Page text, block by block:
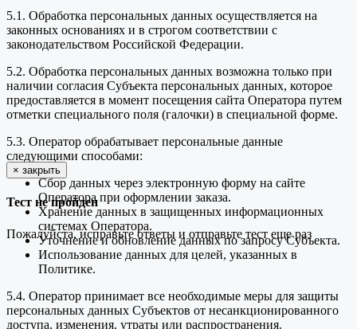
× закрыть
Тест не пройден
Пожалуйста, исправьте ответы и отправьте тест еще раз
5.1. Обработка персональных данных осуществляется на
законных основаниях и в строгом соответствии с
законодательством Российской Федерации.
5.2. Обработка персональных данных возможна только при
наличии согласия Субъекта персональных данных, которое
предоставляется в момент посещения сайта Оператора путем
отметки специального поля (галочки) в специальной форме.
5.3. Оператор обрабатывает персональные данные
следующими способами:
Сбор данных через электронную форму на сайте
Оператора при оформлении заказа.
Хранение данных в защищенных информационных
системах Оператора.
Уточнение и обновление данных по запросу Субъекта.
Использование данных для целей, указанных в
Политике.
5.4. Оператор принимает все необходимые меры для защиты
персональных данных Субъектов от несанкционированного
доступа, изменения, утраты или распространения.